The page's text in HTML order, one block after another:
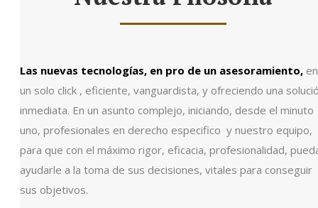
Las nuevas tecnologías, en pro de un asesoramiento, en
un solo click , eficiente, vanguardista, y ofreciendo una
inmediata. En un asunto complejo, iniciando, desde el minuto
uno, profesionales en derecho especifico y nuestro equipo,
para que con el máximo rigor, eficacia, profesionalidad,
ayudarle a la toma de sus decisiones, vitales para conseguir
sus objetivos.